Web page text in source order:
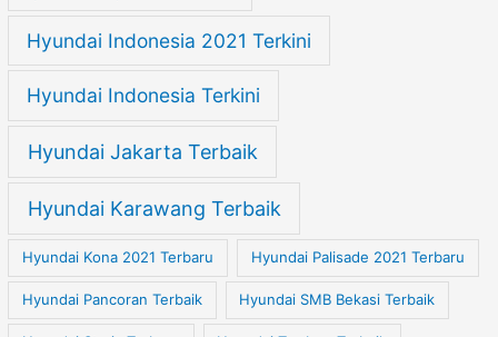
Hyundai Indonesia 2021 Terkini
Hyundai Indonesia Terkini
Hyundai Jakarta Terbaik
Hyundai Karawang Terbaik
Hyundai Kona 2021 Terbaru Hyundai Palisade 2021 Terbaru
Hyundai Pancoran Terbaik Hyundai SMB Bekasi Terbaik